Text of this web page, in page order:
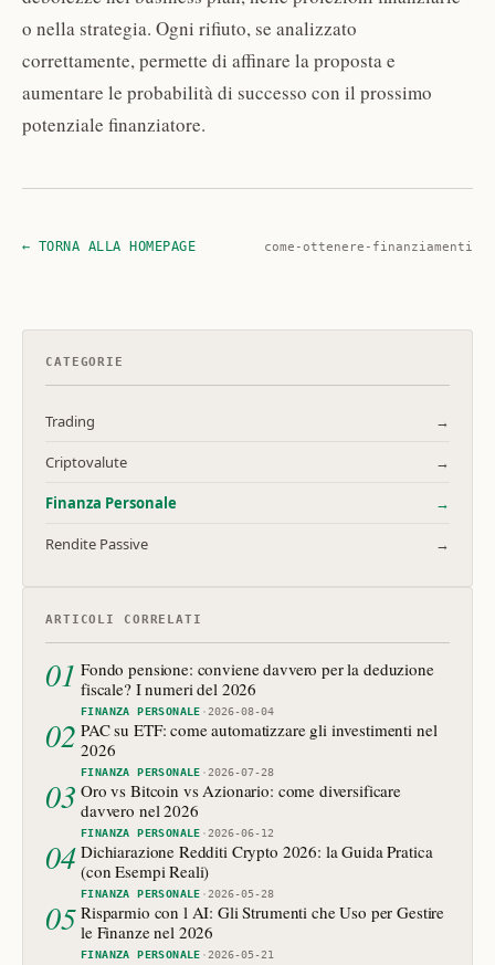
o nella strategia. Ogni rifiuto, se analizzato
correttamente, permette di affinare la proposta e
aumentare le probabilità di successo con il prossimo
potenziale finanziatore.
← TORNA ALLA HOMEPAGE come-ottenere-finanziamenti
CATEGORIE
Trading →
Criptovalute →
Finanza Personale →
Rendite Passive →
ARTICOLI CORRELATI
01 Fondo pensione: conviene davvero per la deduzione
fiscale? I numeri del 2026
FINANZA PERSONALE ·2026-08-04
02 PAC su ETF: come automatizzare gli investimenti nel
2026
FINANZA PERSONALE ·2026-07-28
03 Oro vs Bitcoin vs Azionario: come diversificare
davvero nel 2026
FINANZA PERSONALE ·2026-06-12
04 Dichiarazione Redditi Crypto 2026: la Guida Pratica
(con Esempi Reali)
FINANZA PERSONALE ·2026-05-28
05 Risparmio con l AI: Gli Strumenti che Uso per Gestire
le Finanze nel 2026
FINANZA PERSONALE ·2026-05-21